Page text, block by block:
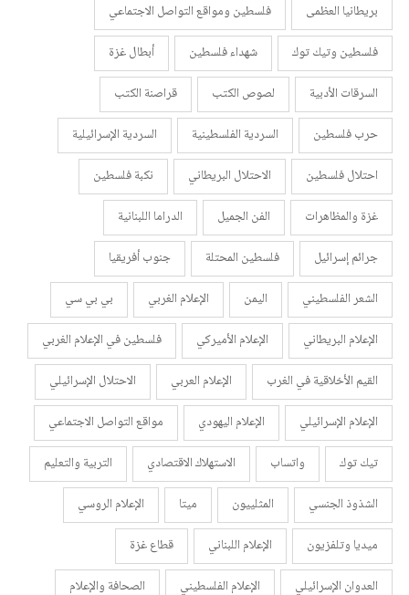
بريطانيا العظمى
فلسطين ومواقع التواصل الاجتماعي
فلسطين وتيك توك
شهداء فلسطين
أبطال غزة
السرقات الأدبية
لصوص الكتب
قراصنة الكتب
حرب فلسطين
السردية الفلسطينية
السردية الإسرائيلية
احتلال فلسطين
الاحتلال البريطاني
نكبة فلسطين
غزة والمظاهرات
الفن الجميل
الدراما اللبنانية
جرائم إسرائيل
فلسطين المحتلة
جنوب أفريقيا
الشعر الفلسطيني
اليمن الإعلام الغربي
بي بي سي
الإعلام البريطاني
الإعلام الأميركي
فلسطين في الإعلام الغربي
القيم الأخلاقية في الغرب
الإعلام العربي
الاحتلال الإسرائيلي
الإعلام الإسرائيلي
الإعلام اليهودي
مواقع التواصل الاجتماعي
تيك توك
واتساب الاستهلاك الاقتصادي
التربية والتعليم
الشذوذ الجنسي
المثلييون ميتا
الإعلام الروسي
ميديا وتلفزيون
الإعلام اللبناني
قطاع غزة
العدوان الإسرائيلي
الإعلام الفلسطيني الصحافة والإعلام